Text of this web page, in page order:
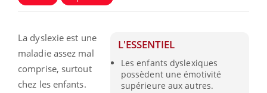
L'ESSENTIEL
Les enfants dyslexiques
possèdent une émotivité
supérieure aux autres.
La dyslexie est une
maladie assez mal
comprise, surtout
chez les enfants.